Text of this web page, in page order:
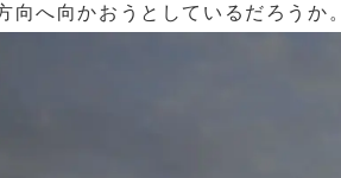
向へ向かおうとしているだろうか。